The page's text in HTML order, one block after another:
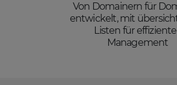
Von Domainern für
entwickelt, mit
Listen für
Management